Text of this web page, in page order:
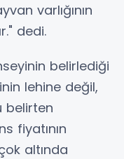
varlığının
dedi.
belirlediği
lehine değil,
belirten
fiyatının
altında